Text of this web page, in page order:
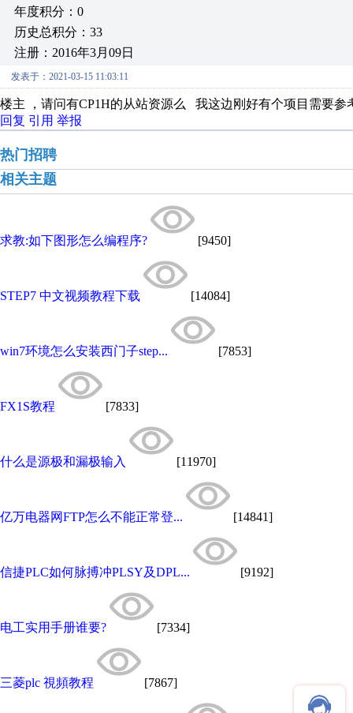
年度积分：0
历史总积分：33
注册：2016年3月09日
发表于：2021-03-15 11:03:11
楼主 ，请问有CP1H的从站资源么 我这边刚好有个项目需要参
回复 引用 举报
热门招聘
相关主题
求教:如下图形怎么编程序? [9450]
STEP7 中文视频教程下载 [14084]
win7环境怎么安装西门子step... [7853]
FX1S教程 [7833]
什么是源极和漏极输入 [11970]
亿万电器网FTP怎么不能正常登... [14841]
信捷PLC如何脉搏冲PLSY及DPL... [9192]
电工实用手册谁要? [7334]
三菱plc 視頻教程 [7867]